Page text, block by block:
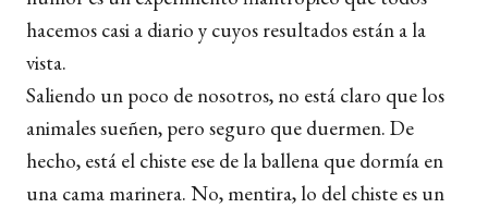
hacemos casi a diario y cuyos resultados están a la
vista.
Saliendo un poco de nosotros, no está claro que los
animales sueñen, pero seguro que duermen. De
hecho, está el chiste ese de la ballena que dormía en
una cama marinera. No, mentira, lo del chiste es un